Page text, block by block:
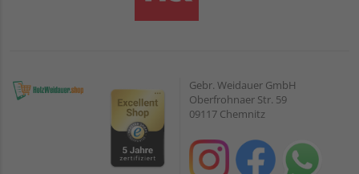
Gebr. Weidauer GmbH
Oberfrohnaer Str. 59
09117 Chemnitz